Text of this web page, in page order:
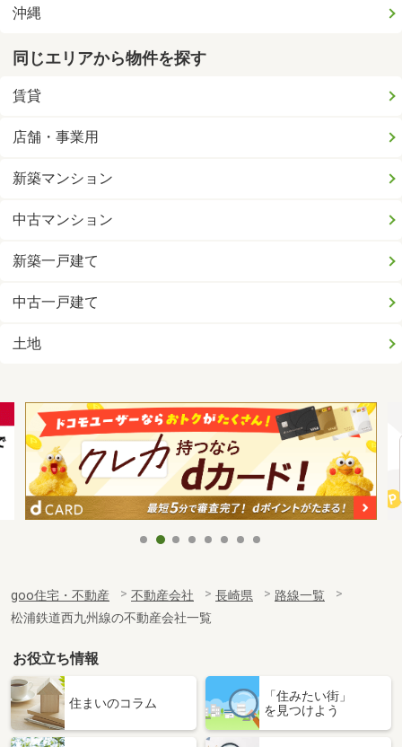
沖縄
同じエリアから物件を探す
賃貸
店舗・事業用
新築マンション
中古マンション
新築一戸建て
中古一戸建て
土地
goo住宅・不動産 不動産会社 長崎県
路線一覧
松浦鉄道西九州線の不動産会社一覧
お役立ち情報
住まいのコラム
「住みたい街」
を見つけよう